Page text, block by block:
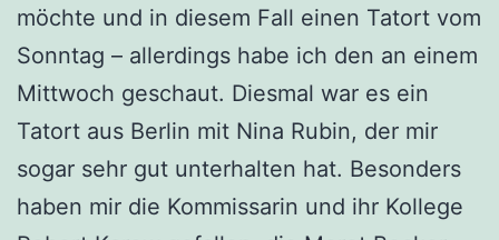
möchte und in diesem Fall einen Tatort vom
Sonntag – allerdings habe ich den an einem
Mittwoch geschaut. Diesmal war es ein
Tatort aus Berlin mit Nina Rubin, der mir
sogar sehr gut unterhalten hat. Besonders
haben mir die Kommissarin und ihr Kollege